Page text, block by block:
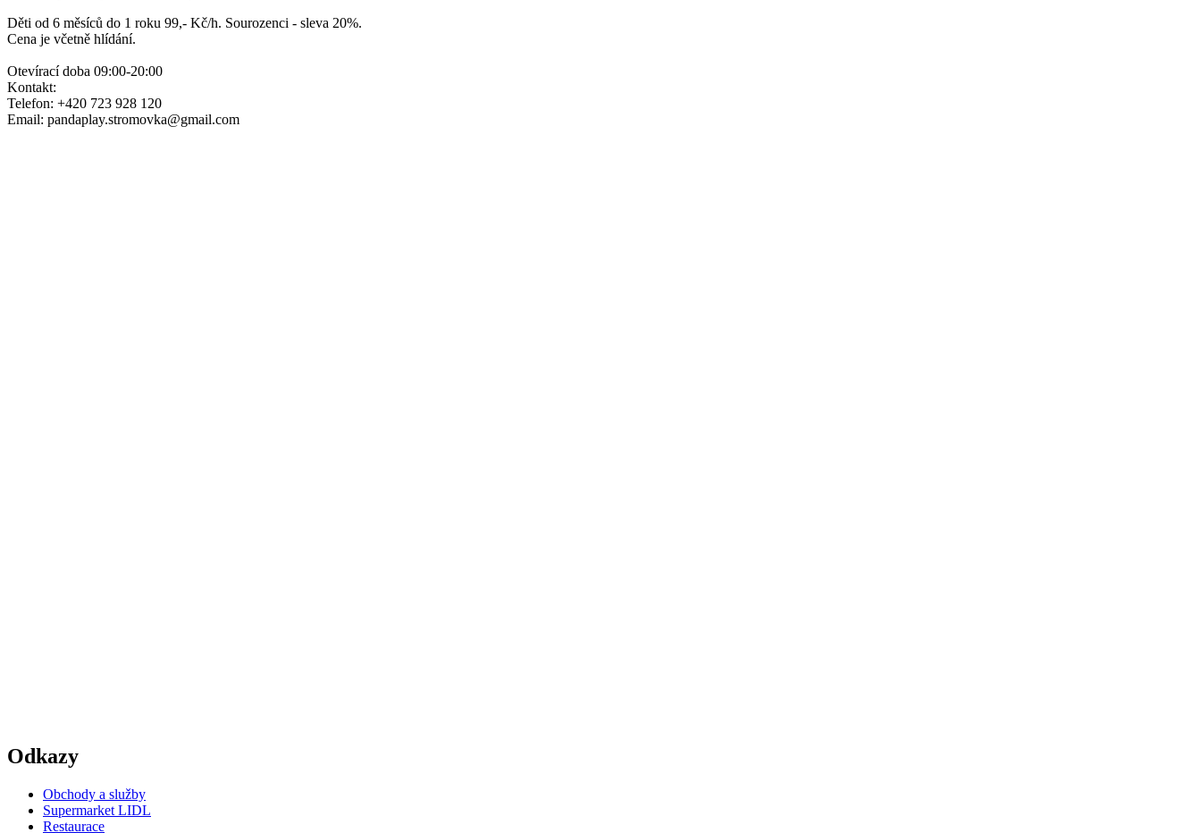
Děti od 6 měsíců do 1 roku 99,- Kč/h. Sourozenci - sleva 20%.
Cena je včetně hlídání.
Otevírací doba 09:00-20:00
Kontakt:
Telefon: +420 723 928 120
Email: pandaplay.stromovka@gmail.com
Odkazy
Obchody a služby
Supermarket LIDL
Restaurace